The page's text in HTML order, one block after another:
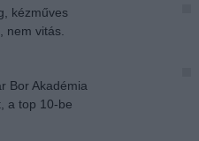
kézműves
nem vitás.
Bor Akadémia
a top 10-be